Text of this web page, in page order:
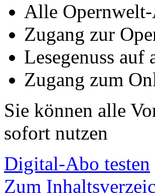
Alle
Zugang zur
Lesegenuss auf
Zugang zum
Sie können alle
sofort nutzen
Digital-Abo testen
Zum